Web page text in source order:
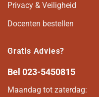
Privacy & Veiligheid
Docenten bestellen
Gratis Advies?
Bel 023-5450815
Maandag tot zaterdag: